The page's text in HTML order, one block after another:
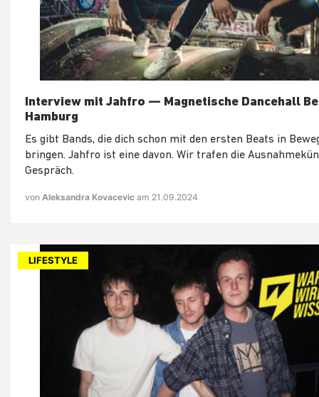
Interview mit Jahfro — Magnetische Dancehall
Hamburg
Es gibt Bands, die dich schon mit den ersten Beats in
bringen. Jahfro ist eine davon. Wir trafen die
Gespräch.
von Aleksandra Kovacevic am 21.09.2024
LIFESTYLE